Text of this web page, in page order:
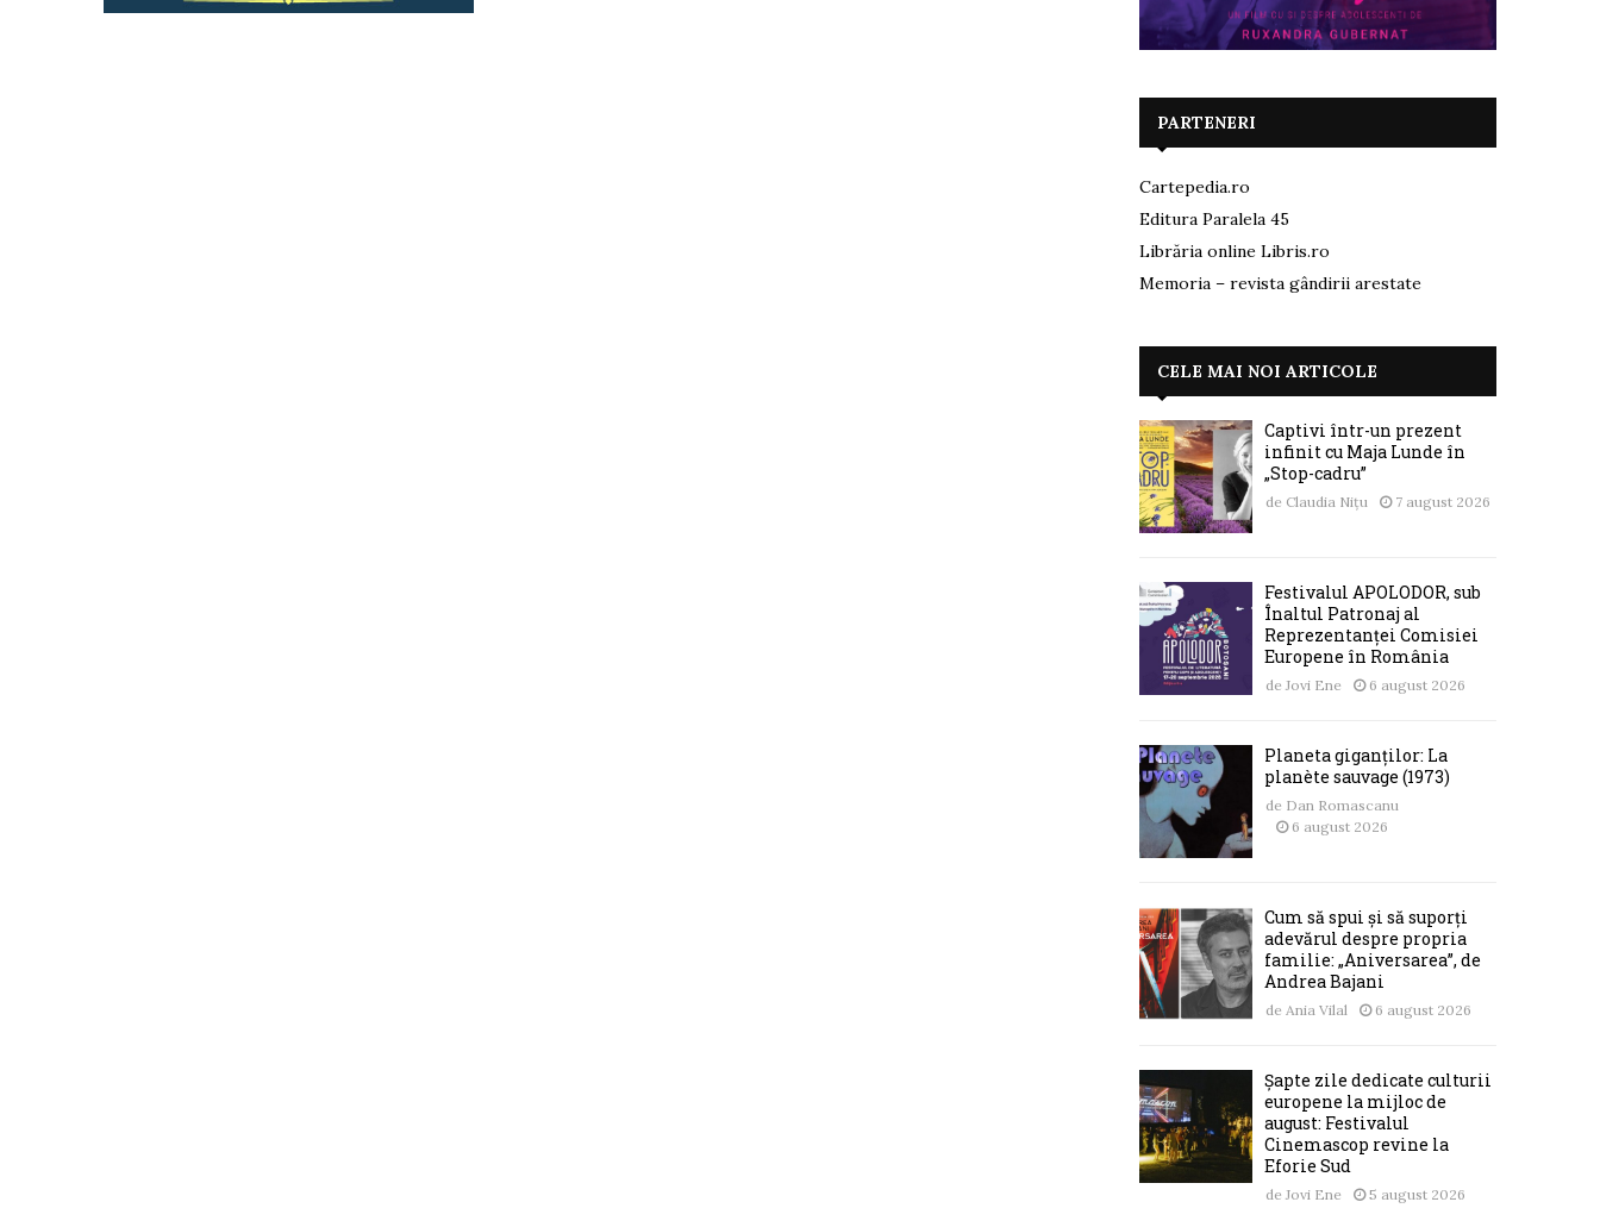
PARTENERI
Cartepedia.ro
Editura Paralela 45
Librăria online Libris.ro
Memoria – revista gândirii arestate
CELE MAI NOI ARTICOLE
Captivi într-un prezent
infinit cu Maja Lunde în
„Stop-cadru”
de Claudia Nițu 7 august 2026
Festivalul APOLODOR, sub
Înaltul Patronaj al
Reprezentanței Comisiei
Europene în România
de Jovi Ene 6 august 2026
Planeta giganților: La
planète sauvage (1973)
de Dan Romascanu
6 august 2026
Cum să spui și să suporți
adevărul despre propria
familie: „Aniversarea”, de
Andrea Bajani
de Ania Vilal 6 august 2026
Șapte zile dedicate culturii
europene la mijloc de
august: Festivalul
Cinemascop revine la
Eforie Sud
de Jovi Ene 5 august 2026